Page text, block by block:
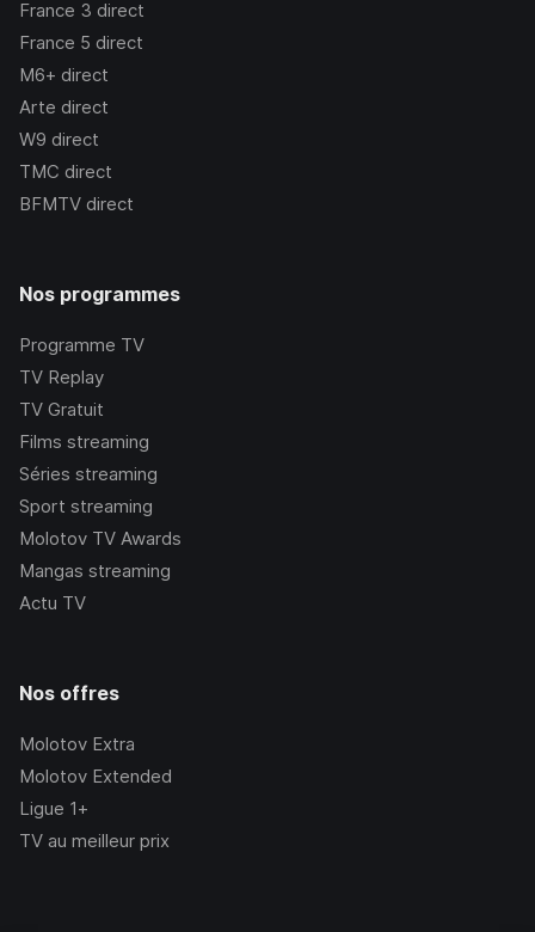
France 3 direct
France 5 direct
M6+ direct
Arte direct
W9 direct
TMC direct
BFMTV direct
Nos programmes
Programme TV
TV Replay
TV Gratuit
Films streaming
Séries streaming
Sport streaming
Molotov TV Awards
Mangas streaming
Actu TV
Nos offres
Molotov Extra
Molotov Extended
Ligue 1+
TV au meilleur prix